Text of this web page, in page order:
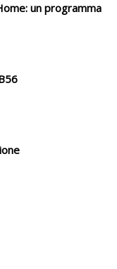
un programma